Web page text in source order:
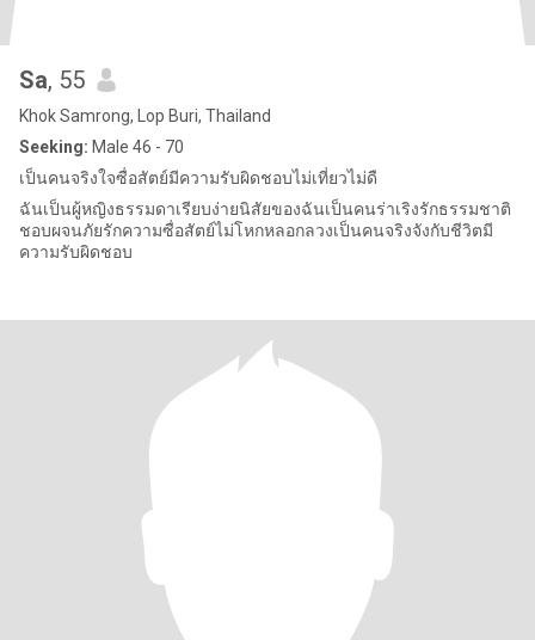
Sa, 55
Khok Samrong, Lop Buri, Thailand
Seeking: Male 46 - 70
เป็นคนจริงใจซื่อสัตย์มีความรับผิดชอบไม่เที่ยวไม่ดื
ฉันเป็นผู้หญิงธรรมดาเรียบง่ายนิสัยของฉันเป็นคนร่าเริงรักธรรมชาติ
ชอบผจนภัยรักความซื่อสัตย์ไม่โหกหลอกลวงเป็นคนจริงจังกับชีวิตมี
ความรับผิดชอบ